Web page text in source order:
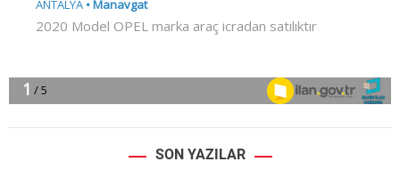
SON YAZILAR